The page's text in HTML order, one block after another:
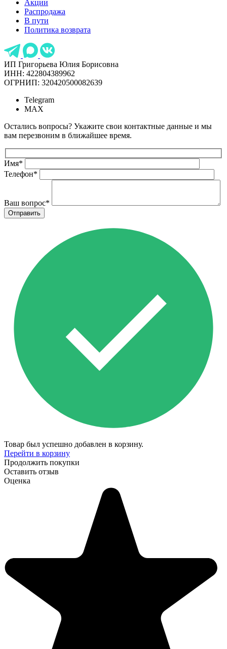
Акции
Распродажа
В пути
Политика возврата
ИП Григорьева Юлия Борисовна
ИНН: 422804389962
ОГРНИП: 320420500082639
Telegram
MAX
Остались вопросы? Укажите свои контактные данные и мы
вам перезвоним в ближайшее время.
Имя*
Телефон*
Ваш вопрос*
Товар был успешно добавлен в корзину.
Перейти в корзину
Продолжить покупки
Оставить отзыв
Оценка